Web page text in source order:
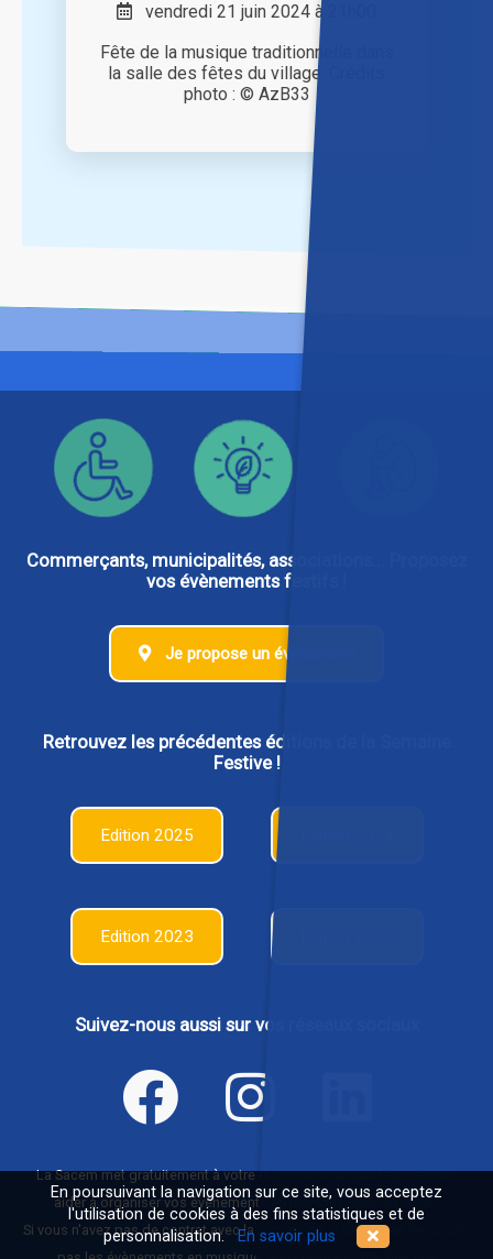
vendredi 21 juin 2024 à 21h00
Fête de la musique traditionnelle dans
la salle des fêtes du village. Crédits
photo : © AzB33
Commerçants, municipalités, associations... Proposez
vos évènements festifs !
Je propose un évènement
Retrouvez les précédentes éditions de la Semaine
Festive !
Edition 2025
Edition 2023
Suivez-nous aussi sur vos réseaux sociaux
La Sacem met gratuitement à votre disposition un guide pour vous
aider à organiser vos évènements en musique,disponible ici.
Si vous n'avez pas de contrat avec la Sacem, ou si ce contrat ne couvre
En poursuivant la navigation sur ce site, vous acceptez
l'utilisation de cookies à des fins statistiques et de
personnalisation.En savoir plus